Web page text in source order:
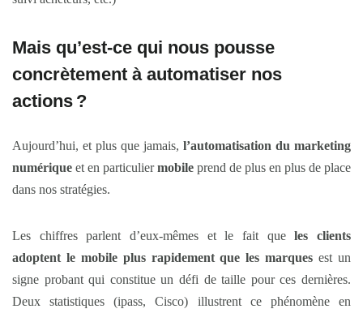
Mais qu’est-ce qui nous pousse
concrètement à automatiser nos
actions ?
Aujourd’hui, et plus que jamais, l’automatisation du marketing
numérique et en particuliermobile prend de plus en plus de place
dans nos stratégies.
Les chiffres parlent d’eux-mêmes et le fait queles clients
adoptent le mobile plus rapidement que les marquesest un
signe probant qui constitue un défi de taille pour ces dernières.
Deux statistiques (ipass, Cisco) illustrent ce phénomène en